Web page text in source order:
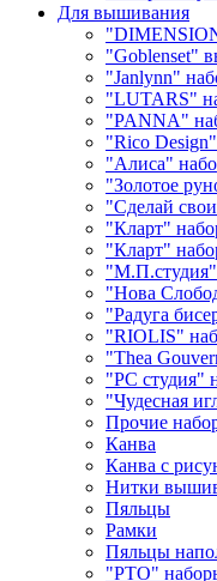
Для вышивания
"Goblenset"
"Janlynn"
"LUTARS"
"PANNA"
"Rico
"Алиса"
"Золотое
"Сделай
"Кларт"
"Кларт"
"Нова
"Радуга
"RIOLIS"
"Thea
"РС студия"
"Чудесная
Прочие
Канва
Канва с
Нитки
Пяльцы
Рамки
Пяльцы
"РТО"